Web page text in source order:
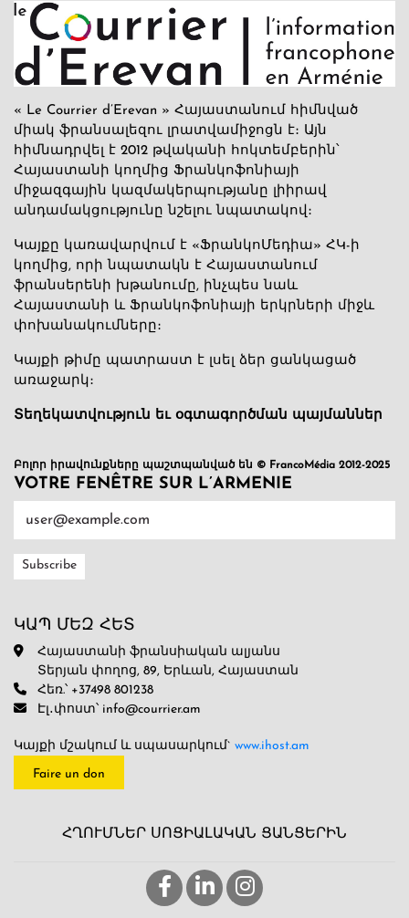
« Le Courrier d’Erevan » Հայաստանում հիմնված
միակ ֆրանսալեզու լրատվամիջոցն է։ Այն
հիմնադրվել է 2012 թվականի հոկտեմբերին՝
Հայաստանի կողմից Ֆրանկոֆոնիայի
միջազգային կազմակերպությանը լիիրավ
անդամակցությունը նշելու նպատակով։
Կայքը կառավարվում է «ՖրանկոՄեդիա» ՀԿ-ի
կողմից, որի նպատակն է Հայաստանում
ֆրանսերենի խթանումը, ինչպես նաև
Հայաստանի և Ֆրանկոֆոնիայի երկրների միջև
փոխանակումները։
Կայքի թիմը պատրաստ է լսել ձեր ցանկացած
առաջարկ։
Տեղեկատվություն եւ օգտագործման պայմաններ
Բոլոր իրավունքները պաշտպանված են © FrancoMédia 2012-2025
VOTRE FENÊTRE SUR L’ARMENIE
ԿԱՊ ՄԵԶ ՀԵՏ
Հայաստանի ֆրանսիական ալյանս
Տերյան փողոց, 89, Երևան, Հայաստան
Հեռ.՝ +37498 801238
Էլ․փոստ՝ info@courrier.am
Կայքի մշակում և սպասարկում` www.ihost.am
Faire un don
ՀՂՈՒՄՆԵՐ ՍՈՑԻԱԼԱԿԱՆ ՑԱՆՑԵՐԻՆ